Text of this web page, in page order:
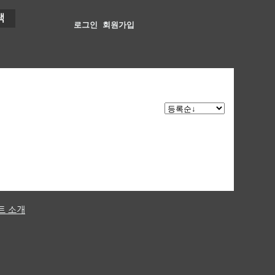
로그인 회원가입
소개